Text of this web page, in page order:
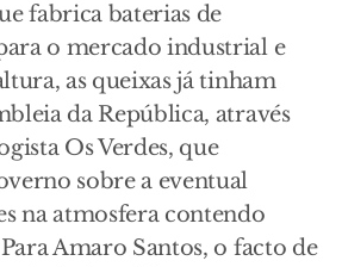
fabrica baterias de
o mercado industrial e
as queixas já tinham
da República, através
Os Verdes, que
sobre a eventual
na atmosfera contendo
Amaro Santos, o facto de